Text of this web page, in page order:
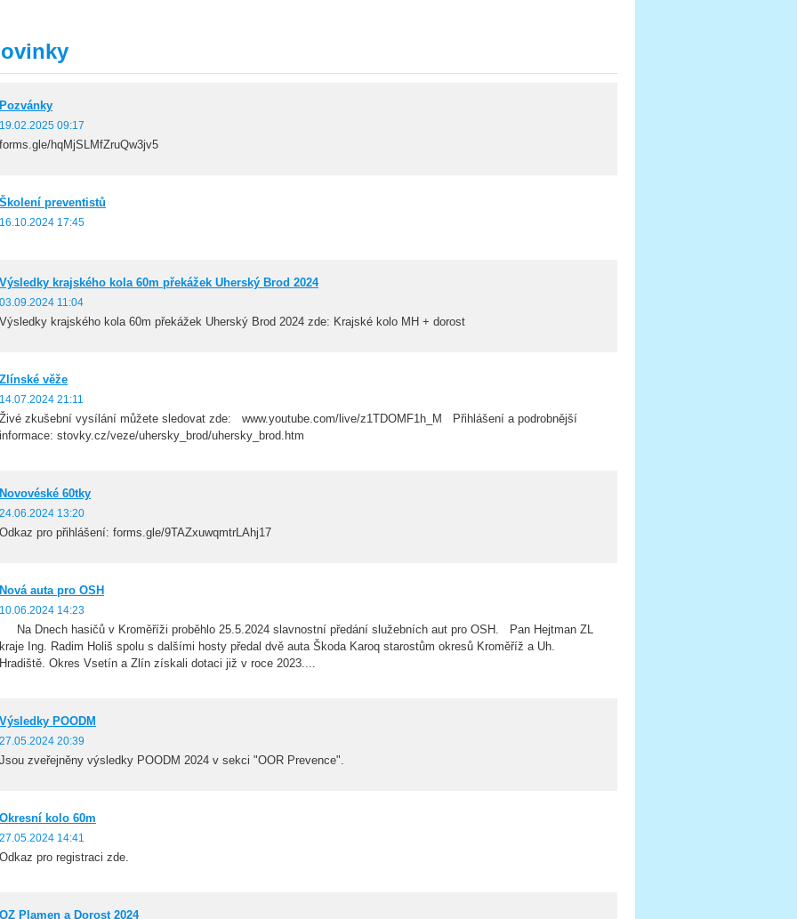
Pozvánky
19.02.2025 09:17
forms.gle/hqMjSLMfZruQw3jv5
Školení preventistů
16.10.2024 17:45
Výsledky krajského kola 60m překážek Uherský Brod 2024
03.09.2024 11:04
Výsledky krajského kola 60m překážek Uherský Brod 2024 zde: Krajské kolo MH + dorost
Zlínské věže
14.07.2024 21:11
Živé zkušební vysílání můžete sledovat zde: www.youtube.com/live/z1TDOMF1h_M Přihlášení a podrobnější
informace: stovky.cz/veze/uhersky_brod/uhersky_brod.htm
Novovéské 60tky
24.06.2024 13:20
Odkaz pro přihlášení: forms.gle/9TAZxuwqmtrLAhj17
Nová auta pro OSH
10.06.2024 14:23
Na Dnech hasičů v Kroměříži proběhlo 25.5.2024 slavnostní předání služebních aut pro OSH. Pan Hejtman ZL
kraje Ing. Radim Holiš spolu s dalšími hosty předal dvě auta Škoda Karoq starostům okresů Kroměříž a Uh.
Hradiště. Okres Vsetín a Zlín získali dotaci již v roce 2023....
Výsledky POODM
27.05.2024 20:39
Jsou zveřejněny výsledky POODM 2024 v sekci "OOR Prevence".
Okresní kolo 60m
27.05.2024 14:41
Odkaz pro registraci zde.
OZ Plamen a Dorost 2024